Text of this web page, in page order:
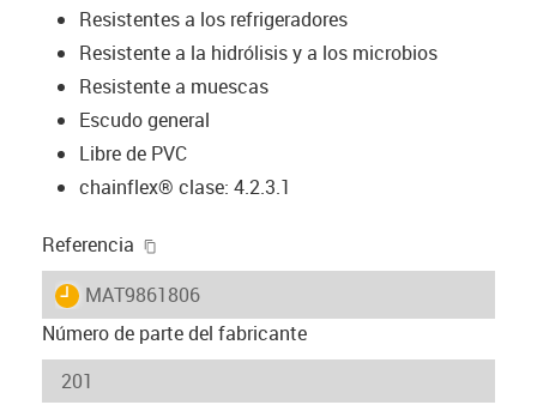
Resistentes a los refrigeradores
Resistente a la hidrólisis y a los microbios
Resistente a muescas
Escudo general
Libre de PVC
chainflex® clase: 4.2.3.1
Referencia
igus-icon-lieferzeit
MAT9861806
Número de parte del fabricante